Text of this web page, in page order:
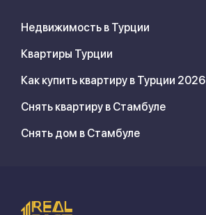
Недвижимость в Турции
Квартиры Турции
Как купить квартиру в Турции 2026
Снять квартиру в Стамбуле
Снять дом в Стамбуле